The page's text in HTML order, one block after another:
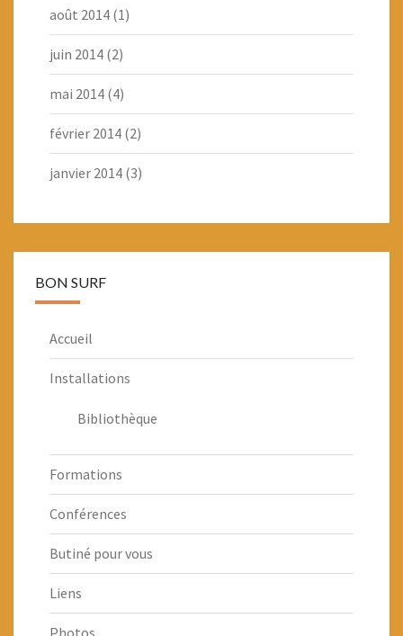
août 2014 (1)
juin 2014 (2)
mai 2014 (4)
février 2014 (2)
janvier 2014 (3)
BON SURF
Accueil
Installations
Bibliothèque
Formations
Conférences
Butiné pour vous
Liens
Photos